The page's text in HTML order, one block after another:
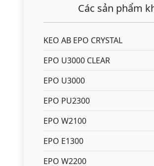
Các sản phẩm
KEO AB EPO CRYSTAL
EPO U3000 CLEAR
EPO U3000
EPO PU2300
EPO W2100
EPO E1300
EPO W2200